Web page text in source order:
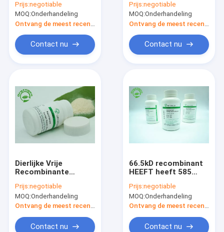
Menselijke Vloeibare
99% Zuiverheid van
de het
Serumalbumine rHSA
Prijs:negotiable
MOQ:Onderhandeling
Contact nu
Albumine 65KD van
hoge
Zuiverheidsosrhsa
Prijs:negotiable
MOQ:Onderhandeling
Contact nu
Dierlijke Vrije
Recombinante
Bioindustrie
Prijs:negotiable
MOQ:Onderhandeling
Contact nu
66.5kD recombinant
HEEFT heeft 585
Dierlijke Vrije
Component
Prijs:negotiable
MOQ:Onderhandeling
Contact nu